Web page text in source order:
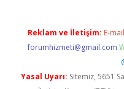
Reklam ve İletişim: E-
forumhizmeti@gmail.com
Yasal Uyarı: Sitemiz, 5651